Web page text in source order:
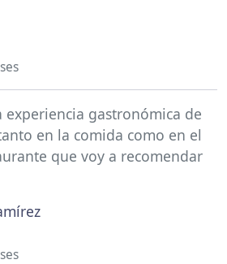
experiencia gastronómica de
en la comida como en el
que voy a recomendar